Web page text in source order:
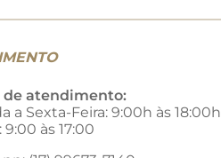
de atendimento:
a Sexta-Feira: 9:00h às 18:00h
9:00 às 17:00